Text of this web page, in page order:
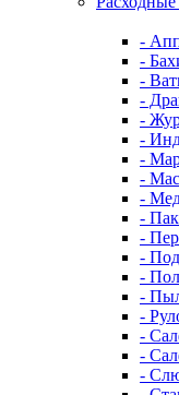
-
-
-
-
-
-
-
-
-
-
-
-
-
-
-
-
-
-